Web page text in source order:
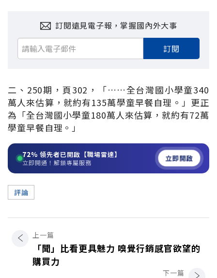
訂閱遠見電子報，掌握國內外大事
訂閱
二、250期，頁302，「……全台灣國小學童340
萬人來估算，就約有135萬學童早餐自理。」更正
為「全台灣國小學童180萬人來估算，就約有72萬
學童早餐自理。」
72% 領先者已開啟【職場雷達】
立即開通！解鎖專屬服務 立即開啟
評論
上一篇
「聞」比看更具魅力 嗅覺行銷感官欲望的
購買力
下一篇